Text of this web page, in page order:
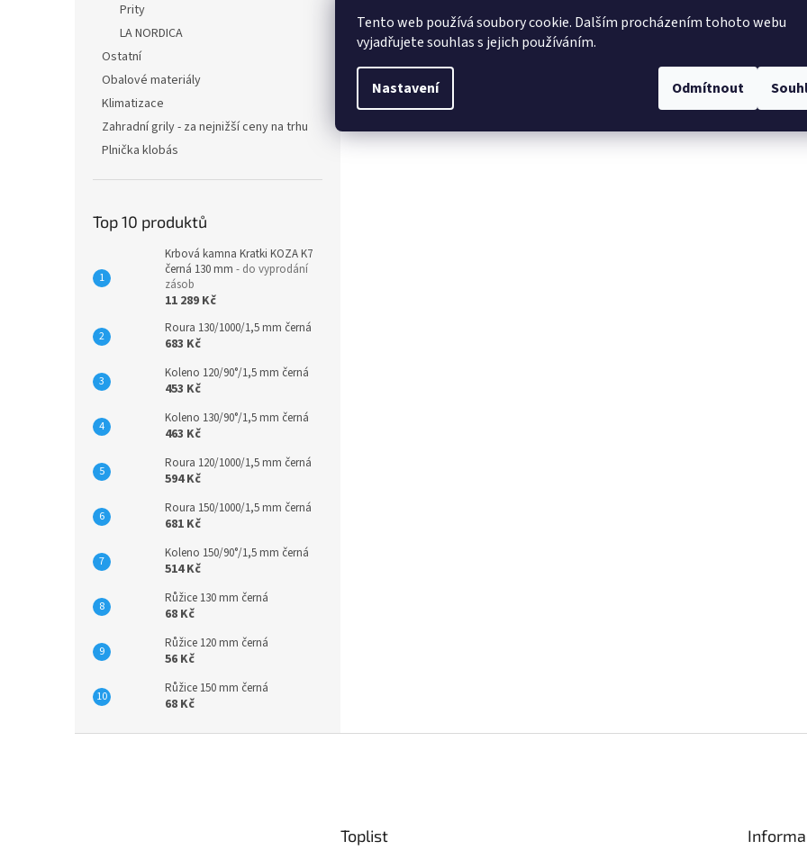
Tento web používá soubory cookie. Dalším procházením tohoto webu
vyjadřujete souhlas s jejich používáním.
Nastavení Odmítnout
Prity
LA NORDICA
Ostatní
Obalové materiály
Klimatizace
Zahradní grily - za nejnižší ceny na trhu
Plnička klobás
Top 10 produktů
Krbová kamna Kratki KOZA K7
černá 130 mm - do vyprodání
zásob
11 289 Kč
Roura 130/1000/1,5 mm černá
683 Kč
Koleno 120/90°/1,5 mm černá
453 Kč
Koleno 130/90°/1,5 mm černá
463 Kč
Roura 120/1000/1,5 mm černá
594 Kč
Roura 150/1000/1,5 mm černá
681 Kč
Koleno 150/90°/1,5 mm černá
514 Kč
Růžice 130 mm černá
68 Kč
Růžice 120 mm černá
56 Kč
Růžice 150 mm černá
68 Kč
Toplist